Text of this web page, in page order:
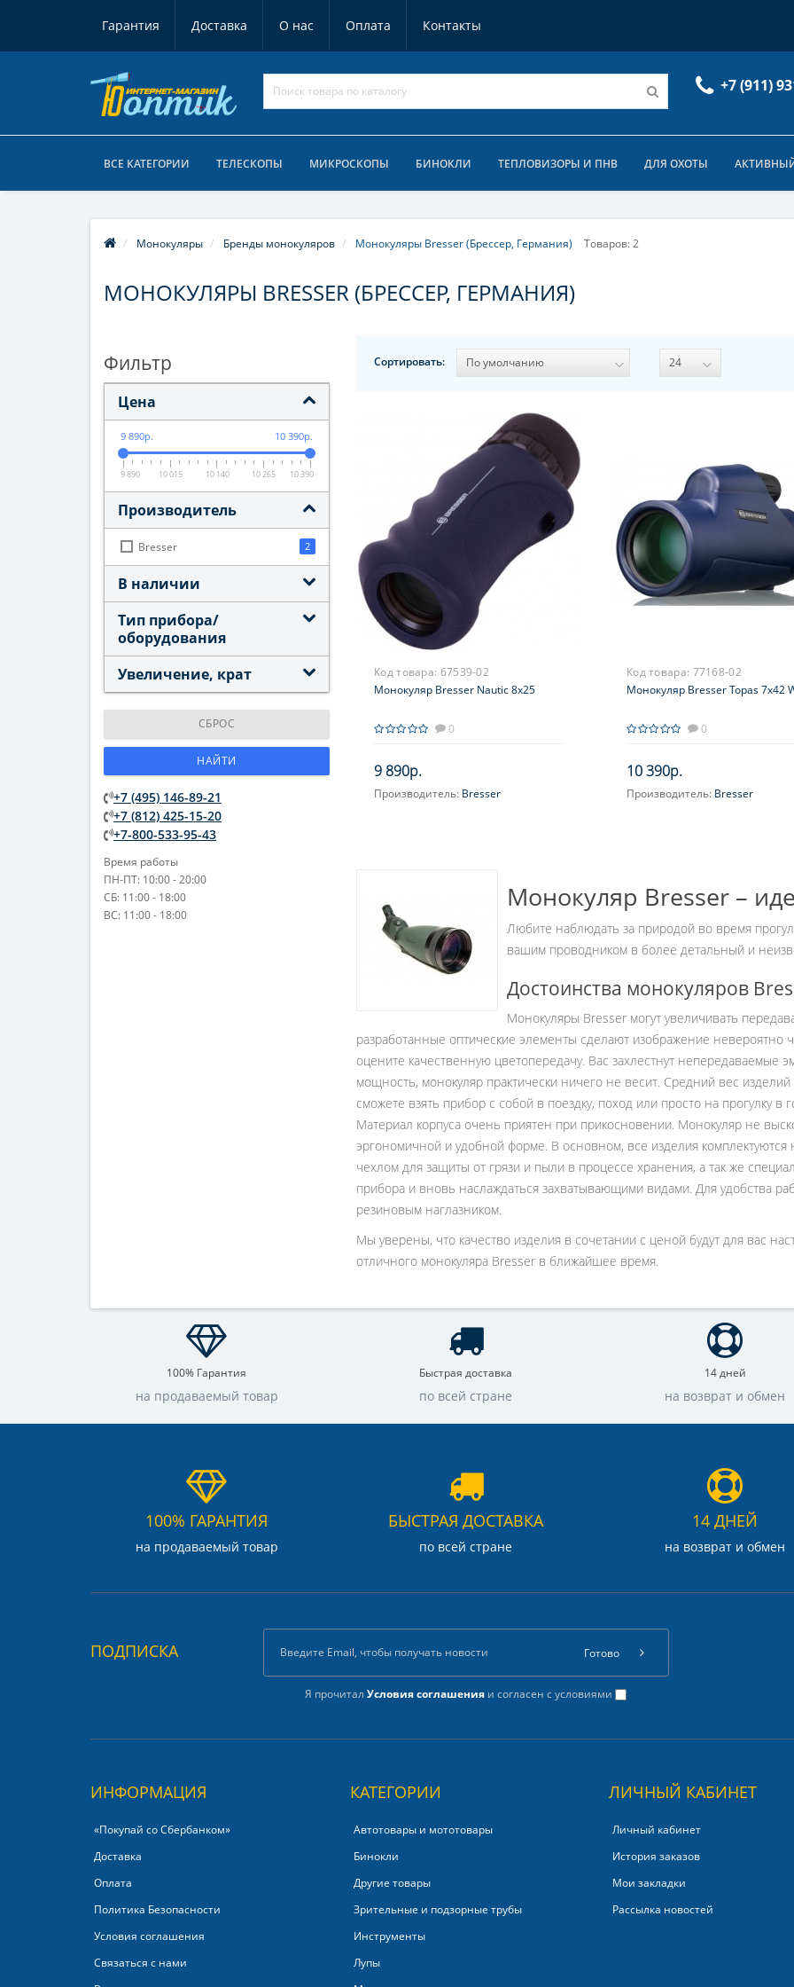
Гарантия Доставка О нас Оплата Контакты
+7 (911)
ВСЕ КАТЕГОРИИ ТЕЛЕСКОПЫ МИКРОСКОПЫ БИНОКЛИ ТЕПЛОВИЗОРЫ И ПНВ ДЛЯ ОХОТЫ
Монокуляры Бренды монокуляров Монокуляры Bresser (Брессер, Германия) Товаров: 2
МОНОКУЛЯРЫ BRESSER (БРЕССЕР, ГЕРМАНИЯ)
Фильтр
Цена
9 890р. 10 390р.
9 890 10 015 10 140 10 265 10 390
Производитель
Bresser 2
В наличии
Тип прибора/
оборудования
Увеличение, крат
СБРОС
НАЙТИ
+7 (495) 146-89-21
+7 (812) 425-15-20
+7-800-533-95-43
Время работы
ПН-ПТ: 10:00 - 20:00
СБ: 11:00 - 18:00
ВС: 11:00 - 18:00
Сортировать:
Код товара: 67539-02
Монокуляр Bresser Nautic 8x25
0
9 890р.
Производитель: Bresser
Код товара: 77168-02
Монокуляр Bresser Topas 7x42
0
10 390р.
Производитель: Bresser
Монокуляр Bresser –
Любите наблюдать за природой во время
вашим проводником в более детальный и
Достоинства монокуляров
Монокуляры Bresser могут увеличивать
разработанные оптические элементы сделают изображение невероятно
оцените качественную цветопередачу. Вас захлестнут
мощность, монокуляр практически ничего не весит. Средний вес
сможете взять прибор с собой в поездку, поход или просто на прогулку в
Материал корпуса очень приятен при прикосновении. Монокуляр не
эргономичной и удобной форме. В основном, все изделия
чехлом для защиты от грязи и пыли в процессе хранения, а так же
прибора и вновь наслаждаться захватывающими видами. Для удобства
резиновым наглазником.
Мы уверены, что качество изделия в сочетании с ценой будут для вас
отличного монокуляра Bresser в ближайшее время.
100% Гарантия
на продаваемый товар
Быстрая доставка
по всей стране
14 дней
на возврат и обмен
100% ГАРАНТИЯ
на продаваемый товар
БЫСТРАЯ ДОСТАВКА
по всей стране
14 ДНЕЙ
на возврат и обмен
ПОДПИСКА
Я прочиталУсловия соглашения и согласен с условиями
Готово
ИНФОРМАЦИЯ
«Покупай со Сбербанком»‎
Доставка
Оплата
Политика Безопасности
Условия соглашения
Связаться с нами
КАТЕГОРИИ
Автотовары и мототовары
Бинокли
Другие товары
Зрительные и подзорные трубы
Инструменты
Лупы
ЛИЧНЫЙ КАБИНЕТ
Личный кабинет
История заказов
Мои закладки
Рассылка новостей